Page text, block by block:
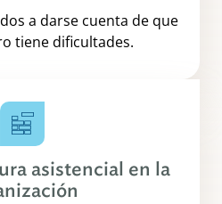
a darse cuenta de que
tiene dificultades.
asistencial en la